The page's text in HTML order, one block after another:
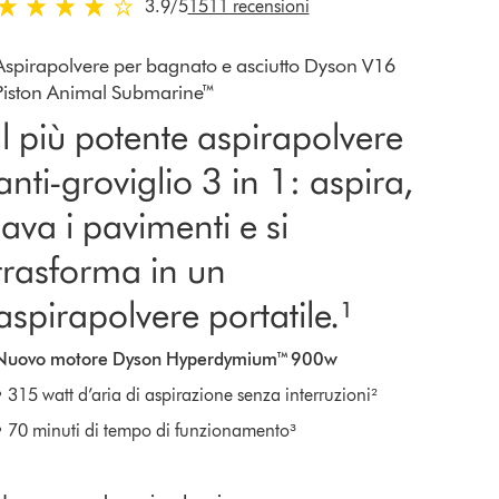
stars out of 5 from 1511 recensioni
3.9/51511 recensioni
per bagnato e asciutto Dyson V16
Animal Submarine™
più potente aspirapolvere
groviglio 3 in 1: aspira,
i pavimenti e si
in un
portatile.¹
motore Dyson Hyperdymium™ 900w
315 watt d’aria di aspirazione senza interruzioni²
70 minuti di tempo di funzionamento³